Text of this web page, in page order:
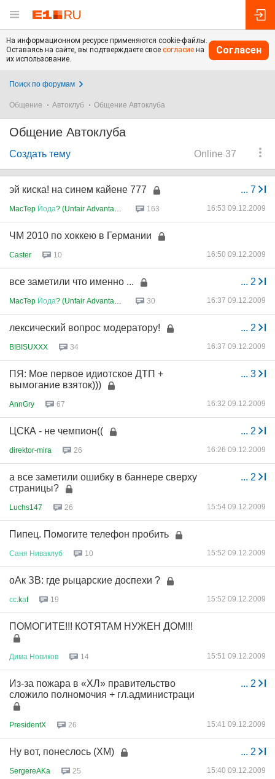
На информационном ресурсе применяются cookie-файлы.
Оставаясь на сайте, вы подтверждаете свое согласие на
их использование.
Согласен
Поиск по форумам
Общение Автоклуб Общение Автоклуба
Общение Автоклуба
Online 37
Создать тему
... 7
эй киска! на синем кайене 777
MacTep Йода? (Unfair Advantage... 163 16:53 09.12.2009
ЧМ 2010 по хоккею в Германии
Caster 10 16:50 09.12.2009
... 2
все заметили что именно ...
MacTep Йода? (Unfair Advantage... 30 16:37 09.12.2009
... 2
лексический вопрос модератору!
BIBISUXXX 34 16:37 09.12.2009
... 3
ПЯ: Мое первое идиотское ДТП +
вымогание взяток)))
AnnGry 67 16:32 09.12.2009
... 2
ЦСКА - не чемпион((
direktor-mira 26 16:26 09.12.2009
... 2
а все заметили ошибку в баннере сверху
страницы?
Luchs147 26 15:54 09.12.2009
Пипец. Помогите телефон пробить
Саня Ниваклуб 10 15:52 09.12.2009
оАк ЗВ: где рыцарские доспехи ?
сс .kаt 19 15:52 09.12.2009
ПОМОГИТЕ!!! КОТЯТАМ НУЖЕН ДОМ!!!
Дима Новиков 14 15:51 09.12.2009
... 2
Из-за пожара в «ХЛ» правительство
сложило полномочия + гл.администраци
PresidentX 26 15:41 09.12.2009
... 2
Ну вот, понеслось (ХМ)
SergereAKa 25 15:40 09.12.2009